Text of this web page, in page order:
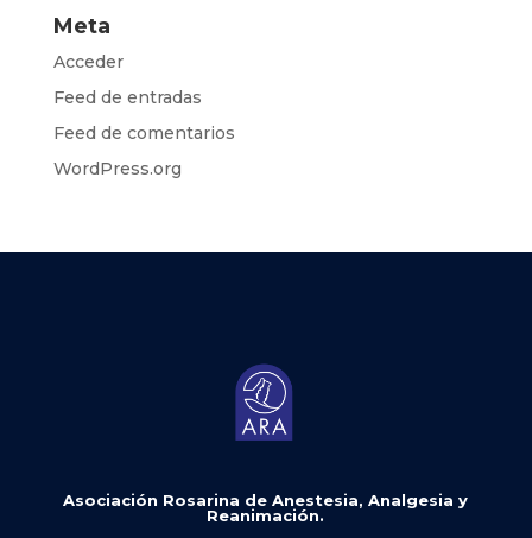
Meta
Acceder
Feed de entradas
Feed de comentarios
WordPress.org
Asociación Rosarina de Anestesia, Analgesia y
Reanimación.